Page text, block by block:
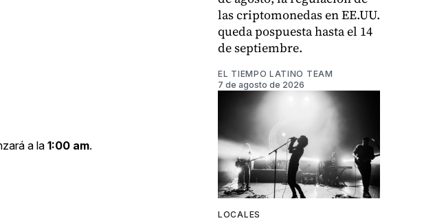
a la 1:00 am.
las criptomonedas en EE.UU.
queda pospuesta hasta el 14
de septiembre.
EL TIEMPO LATINO TEAM
7 de agosto de 2026
LOCALES